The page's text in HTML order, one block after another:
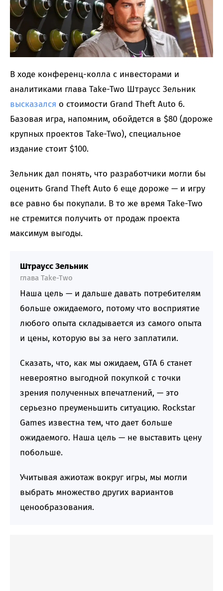
В ходе конференц-колла с инвесторами и
аналитиками глава Take-Two Штраусс Зельник
высказался о стоимости Grand Theft Auto 6.
Базовая игра, напомним, обойдется в $80 (дороже
крупных проектов Take-Two), специальное
издание стоит $100.
Зельник дал понять, что разработчики могли бы
оценить Grand Theft Auto 6 еще дороже — и игру
все равно бы покупали. В то же время Take-Two
не стремится получить от продаж проекта
максимум выгоды.
Штраусс Зельник
глава Take-Two
Наша цель — и дальше давать потребителям
больше ожидаемого, потому что восприятие
любого опыта складывается из самого опыта
и цены, которую вы за него заплатили.
Сказать, что, как мы ожидаем, GTA 6 станет
невероятно выгодной покупкой с точки
зрения полученных впечатлений, — это
серьезно преуменьшить ситуацию. Rockstar
Games известна тем, что дает больше
ожидаемого. Наша цель — не выставить цену
побольше.
Учитывая ажиотаж вокруг игры, мы могли
выбрать множество других вариантов
ценообразования.